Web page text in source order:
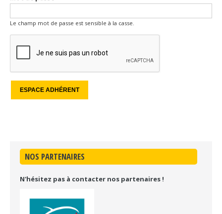
Le champ mot de passe est sensible à la casse.
NOS PARTENAIRES
N'hésitez pas à contacter nos partenaires !